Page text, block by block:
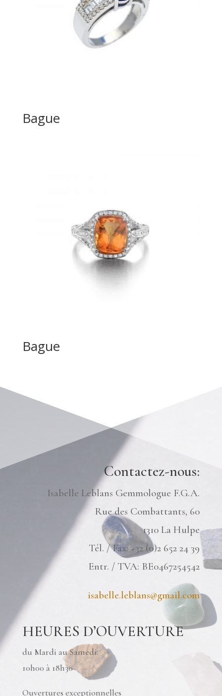
Bague
Bague
Contactez-nous:
Isabelle Leblans Gemmologue F.G.A.
Rue des Combattants, 60
1310 La Hulpe
Tél. / Fax: +32 (0)2 652 24 39
Entr. / TVA: BE0467254542
isabelle.leblans@gmail.com
HEURES D’OUVERTURE
du Mardi au Samedi:
10h00 à 18h30
Ouvertures exceptionnelles